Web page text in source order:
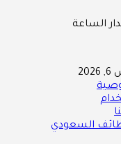
الساعة
السعودي